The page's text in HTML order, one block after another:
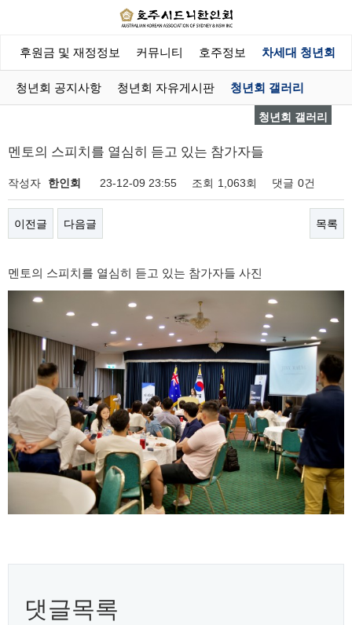
후원금 및 재정정보 커뮤니티 호주정보 차세대 청년회
청년회 공지사항 청년회 자유게시판 청년회 갤러리
청년회 갤러리
멘토의 스피치를 열심히 듣고 있는 참가자들
작성자 한인회 23-12-09 23:55 조회 1,063회 댓글 0건
이전글 다음글 목록
멘토의 스피치를 열심히 듣고 있는 참가자들 사진
댓글목록